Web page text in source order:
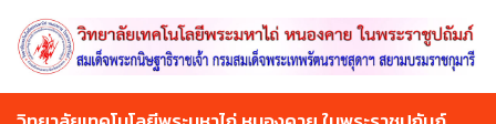
main
content